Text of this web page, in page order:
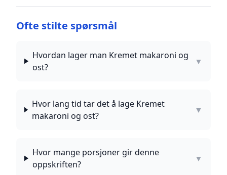
Ofte stilte spørsmål
Hvordan lager man Kremet makaroni og
ost?
▼
Hvor lang tid tar det å lage Kremet
makaroni og ost?
▼
Hvor mange porsjoner gir denne
oppskriften?
▼